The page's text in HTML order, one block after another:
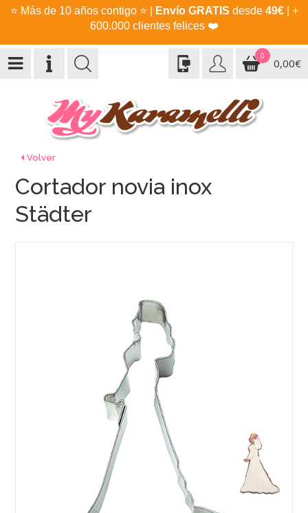
⭐ Más de 10 años contigo ⭐ Envío GRATIS desde 49€| +
600.000 clientes felices ❤️
0
0,00€
Volver
Cortador novia inox
Städter